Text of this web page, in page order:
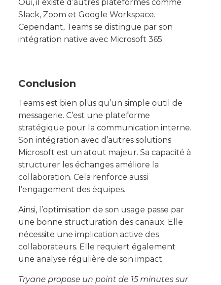
Oui, il existe d’autres plateformes comme
Slack, Zoom et Google Workspace.
Cependant, Teams se distingue par son
intégration native avec Microsoft 365.
Conclusion
Teams est bien plus qu’un simple outil de
messagerie. C’est une plateforme
stratégique pour la communication interne.
Son intégration avec d’autres solutions
Microsoft est un atout majeur. Sa capacité à
structurer les échanges améliore la
collaboration. Cela renforce aussi
l’engagement des équipes.
Ainsi, l’optimisation de son usage passe par
une bonne structuration des canaux. Elle
nécessite une implication active des
collaborateurs. Elle requiert également
une analyse régulière de son impact.
Tryane propose un point de 15 minutes sur